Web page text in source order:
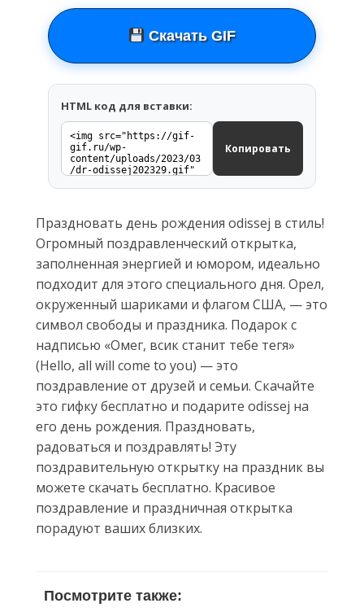
Скачать GIF
HTML код для вставки:
Копировать
Праздновать день рождения оdissej в стиль!
Огромный поздравленческий открытка,
заполненная энергией и юмором, идеально
подходит для этого специального дня. Орел,
окруженный шариками и флагом США, — это
символ свободы и праздника. Подарок с
надписью «Омег, всик станит тебе тегя»
(Hello, all will come to you) — это
поздравление от друзей и семьи. Скачайте
это гифку бесплатно и подарите оdissej на
его день рождения. Праздновать,
радоваться и поздравлять! Эту
поздравительную открытку на праздник вы
можете скачать бесплатно. Красивое
поздравление и праздничная открытка
порадуют ваших близких.
Посмотрите также: